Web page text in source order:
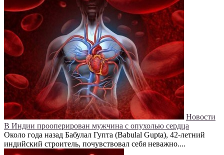
Новости
В Индии прооперирован мужчина с опухолью сердца
Около года назад Бабулал Гупта (Babulal Gupta), 42-летний
индийский строитель, почувствовал себя неважно....